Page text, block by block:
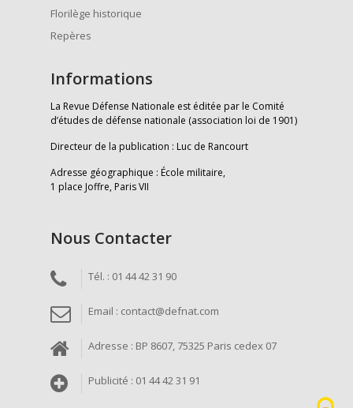
Florilège historique
Repères
Informations
La Revue Défense Nationale est éditée par le Comité
d’études de défense nationale (association loi de 1901)
Directeur de la publication : Luc de Rancourt
Adresse géographique : École militaire,
1 place Joffre, Paris VII
Nous Contacter
Tél. : 01 44 42 31 90
Email : contact@defnat.com
Adresse : BP 8607, 75325 Paris cedex 07
Publicité : 01 44 42 31 91